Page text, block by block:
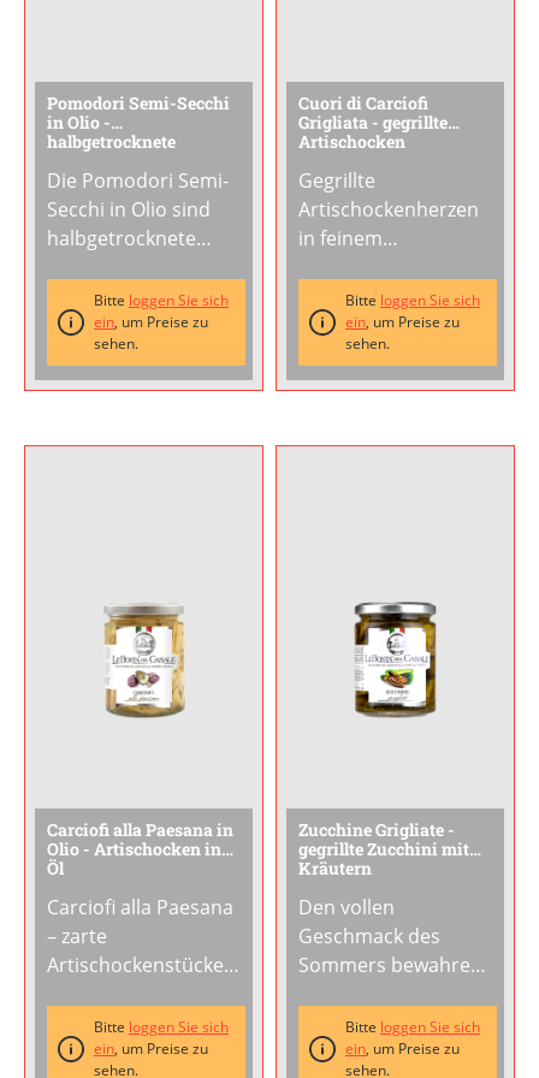
Pomodori Semi-Secchi
in Olio -
halbgetrocknete
Die Pomodori Semi-
Secchi in Olio sind
halbgetrocknete
aromatischen Sorte
Ciliegini, eingelegt in
Sonnenblumenoel
mit feinen Kraeutern
schonende
wunderbaren
Balance aus...
Bitte loggen Sie sich
ein, um Preise zu
sehen.
Cuori di Carciofi
Grigliata - gegrillte
Artischocken
Gegrillte
Artischockenherzen
in feinem
eingelegt mit
Kräutern und
Gewürzen. Die zarte
Grillnote verleiht den
ihren
Vorspeise auf der
Bitte loggen Sie sich
ein, um Preise zu
sehen.
Carciofi alla Paesana in
Olio - Artischocken in
Öl
Carciofi alla Paesana
– zarte
Artischockenstücke,
Sonnenblumenöl mit
Weinessig, Kräutern
Bitte loggen Sie sich
ein, um Preise zu
sehen.
Zucchine Grigliate -
gegrillte Zucchini mit
Kräutern
Den vollen
Geschmack des
Sommers bewahren:
Grigliate sind
gegrillte
Bitte loggen Sie sich
ein, um Preise zu
sehen.